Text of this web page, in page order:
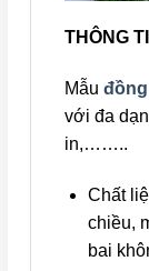
THÔNG
Mẫu
với đa
in,……..
Chất
chiều,
bai